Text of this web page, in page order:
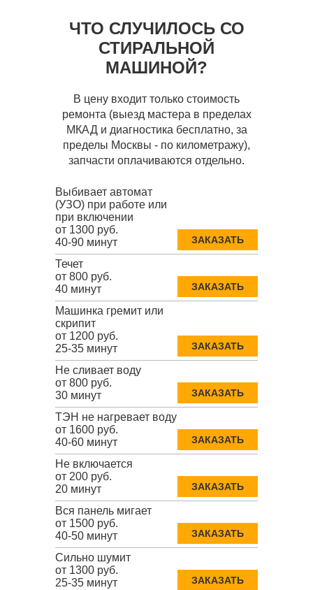
ЧТО СЛУЧИЛОСЬ СО
СТИРАЛЬНОЙ
МАШИНОЙ?
В цену входит только стоимость
ремонта (выезд мастера в пределах
МКАД и диагностика бесплатно, за
пределы Москвы - по километражу),
запчасти оплачиваются отдельно.
Выбивает автомат
(УЗО) при работе или
при включении
от 1300 руб.
40-90 минут
ЗАКАЗАТЬ
Течет
от 800 руб.
40 минут
ЗАКАЗАТЬ
Машинка гремит или
скрипит
от 1200 руб.
25-35 минут
ЗАКАЗАТЬ
Не сливает воду
от 800 руб.
30 минут
ЗАКАЗАТЬ
ТЭН не нагревает воду
от 1600 руб.
40-60 минут
ЗАКАЗАТЬ
Не включается
от 200 руб.
20 минут
ЗАКАЗАТЬ
Вся панель мигает
от 1500 руб.
40-50 минут
ЗАКАЗАТЬ
Сильно шумит
от 1300 руб.
25-35 минут
ЗАКАЗАТЬ